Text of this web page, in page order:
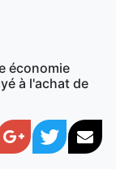
économie
à l'achat de
Google+
Twitter